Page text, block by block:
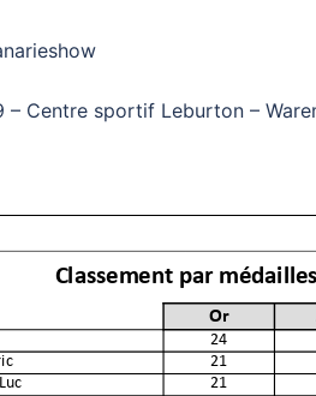
– Centre sportif Leburton –